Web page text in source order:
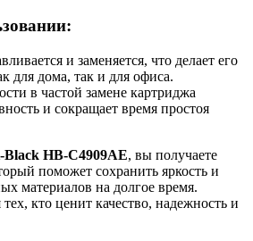
и заменяется, что делает его
для дома, так и для офиса.
в частой замене картриджа
и сокращает время простоя
HB-C4909AE, вы получаете
поможет сохранить яркость и
материалов на долгое время.
кто ценит качество, надежность и